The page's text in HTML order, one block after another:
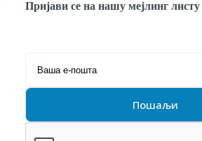
Пријави се на нашу мејлинг листу